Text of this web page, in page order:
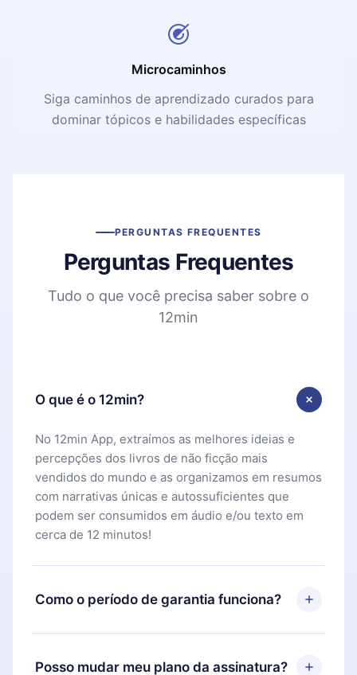
Microcaminhos
Siga caminhos de aprendizado curados para
dominar tópicos e habilidades específicas
PERGUNTAS FREQUENTES
Perguntas Frequentes
Tudo o que você precisa saber sobre o
12min
O que é o 12min?
No 12min App, extraímos as melhores ideias e
percepções dos livros de não ficção mais
vendidos do mundo e as organizamos em resumos
com narrativas únicas e autossuficientes que
podem ser consumidos em áudio e/ou texto em
cerca de 12 minutos!
Como o período de garantia funciona?
Você pode baixar nosso aplicativo e começar a
aproveitar nossa biblioteca. Se por algum motivo
Posso mudar meu plano da assinatura?